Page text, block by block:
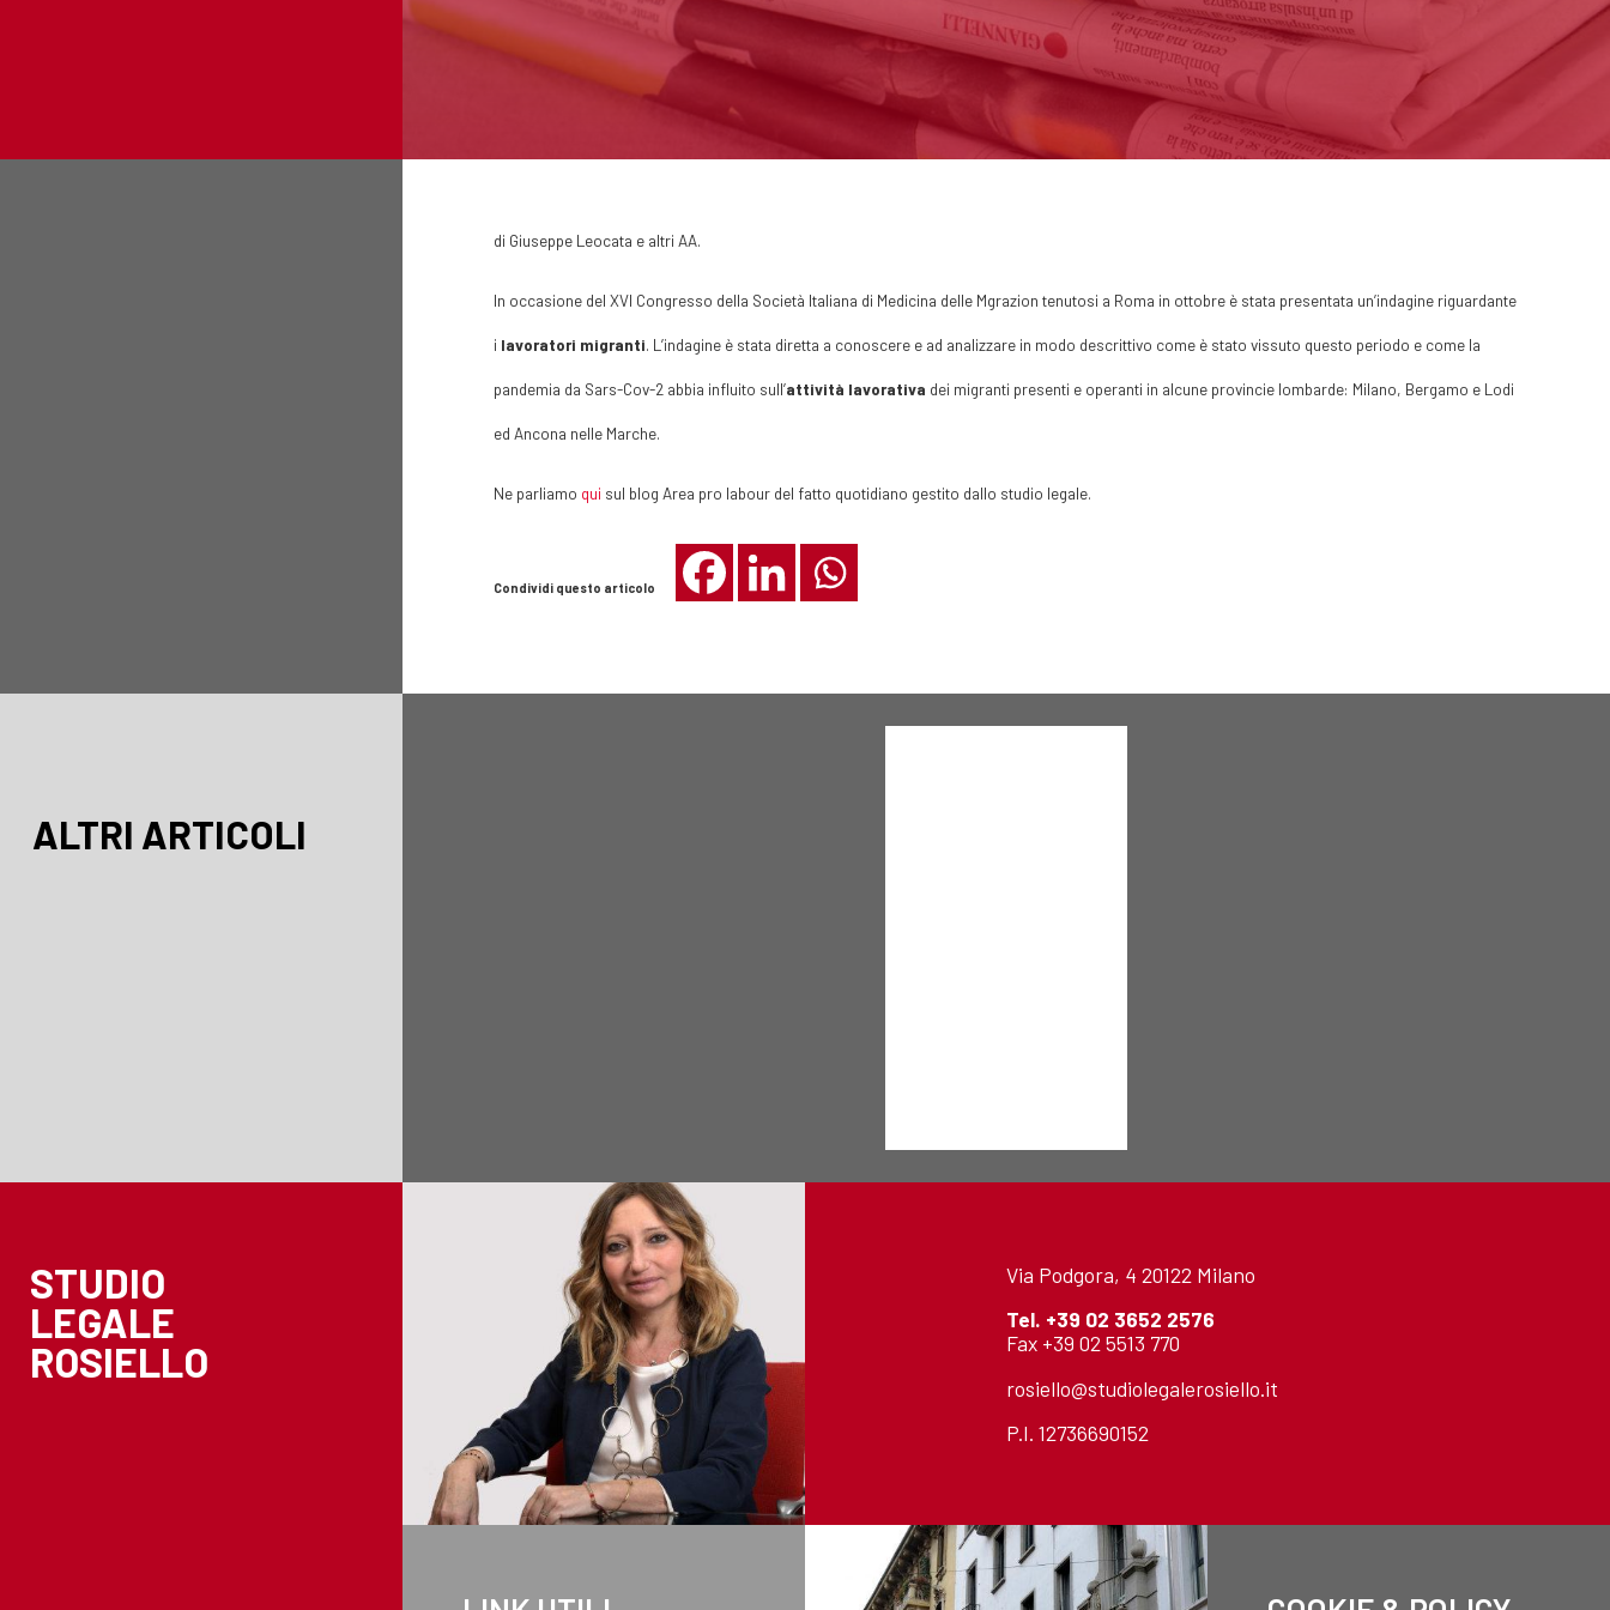
di Giuseppe Leocata e altri AA.
In occasione del XVI Congresso della Società Italiana di Medicina delle Mgrazion tenutosi a Roma in ottobre è stata presentata un’indagine riguardante
i lavoratori migranti. L’indagine è stata diretta a conoscere e ad analizzare in modo descrittivo come è stato vissuto questo periodo e come la
pandemia da Sars-Cov-2 abbia influito sull’attività lavorativa dei migranti presenti e operanti in alcune provincie lombarde: Milano, Bergamo e Lodi
ed Ancona nelle Marche.
Ne parliamo qui sul blog Area pro labour del fatto quotidiano gestito dallo studio legale.
Condividi questo articolo
ALTRI ARTICOLI
STUDIO
LEGALE
ROSIELLO
Via Podgora, 4 20122 Milano
Tel. +39 02 3652 2576
Fax +39 02 5513 770
rosiello@studiolegalerosiello.it
P.I. 12736690152